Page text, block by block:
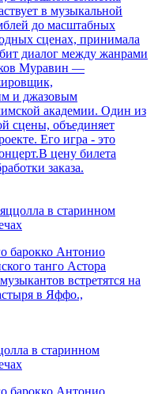
в музыкальной
до масштабных
сценах, принимала
диалог между жанрами
Муравин —
и джазовым
академии. Один из
сцены, объединяет
Его игра - это
цену билета
заказа.
в старинном
барокко Антонио
танго Астора
встретятся на
в Яффо.,
в старинном